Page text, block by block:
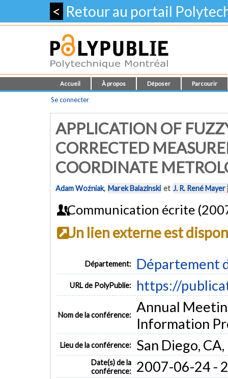
< Retour au portail
Accueil À propos Déposer Parcourir
Se connecter
APPLICATION OF
CORRECTED
COORDINATE
Adam Woźniak, Marek Balazinski et J. R. René Mayer
Communication écrite
Un lien externe est
Département: Département
URL de PolyPublie: https://
Nom de la conférence: Annual
Information
Lieu de la conférence: San Diego,
Date(s) de la
conférence:
2007-06-24 -